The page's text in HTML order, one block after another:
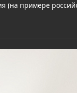
(на примере